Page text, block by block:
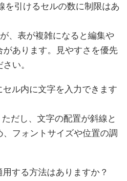
を引けるセルの数に制限はあ
、表が複雑になると編集や
あります。見やすさを優先
い。
ル内に文字を入力できます
だし、文字の配置が斜線と
フォントサイズや位置の調
する方法はありますか？